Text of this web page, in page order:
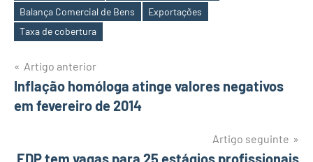
Etiquetas
Balança Comercial de Bens
Exportações
Taxa de cobertura
Navegação
de
Artigo anterior
Inflação homóloga atinge valores negativos
em fevereiro de 2014
Artigo seguinte
EDP tem vagas para 25 estágios profissionais